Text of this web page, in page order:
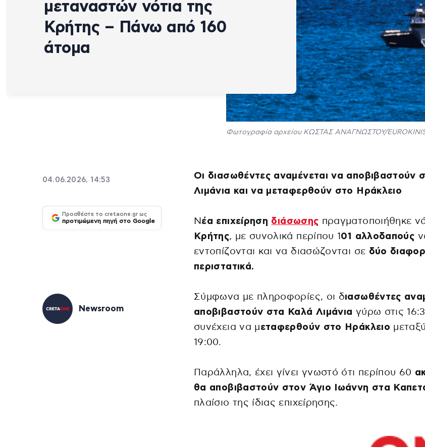
μεταναστών νότια της
Κρήτης – Πάνω από 160
άτομα
Φωτογραφία αρχείου ΚΩΣΤΑΣ ΑΝΑΓΝΩΣΤΟΥ/
04.06.2026, 14:53
Προσθέστε το cretaone.gr ως
προτιμώμενη πηγή στο Google
Newsroom
Οι διασωθέντες αναμένεται να αποβιβαστούν
Λιμάνια και να μεταφερθούν στο Ηράκλειο
Ν έα επιχείρηση διάσωσης πραγματοποιήθηκε
Κρήτης, με συνολικά περίπου 1 01 αλλοδαπούς
εντοπίζονται και να διασώζονται σε δύο
περιστατικά.
Σύμφωνα με πληροφορίες, οι διασωθέντες
αποβιβαστούν στα Καλά Λιμάνια γύρω στις
συνέχεια να μεταφερθούν στο Ηράκλειο
19:00.
Παράλληλα, έχει γίνει γνωστό ότι περίπου 60
θα αποβιβαστούν στον Άγιο Ιωάννη στα
πλαίσιο της ίδιας επιχείρησης.